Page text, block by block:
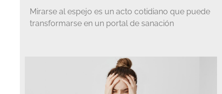
Mirarse al espejo es un acto cotidiano que puede
transformarse en un portal de sanación